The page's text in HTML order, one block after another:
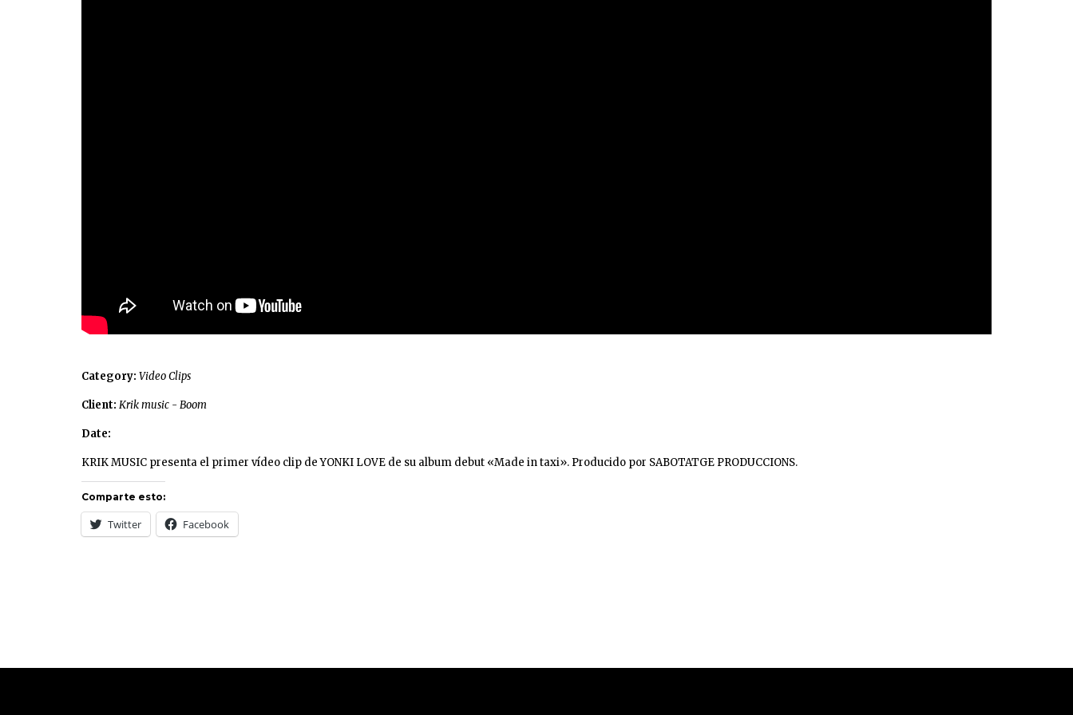
Category: Video Clips
Client: Krik music - Boom
Date:
KRIK MUSIC presenta el primer vídeo clip de YONKI LOVE de su album debut «Made in taxi». Producido por SABOTATGE PRODUCCIONS.
Comparte esto:
Twitter Facebook